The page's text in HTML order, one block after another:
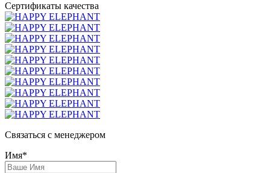
Сертификаты качества
Связаться с менеджером
Имя*